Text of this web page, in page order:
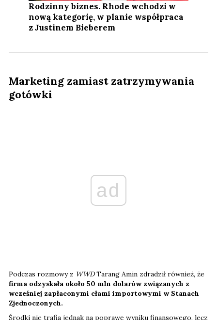
Rodzinny biznes. Rhode wchodzi w
nową kategorię, w planie współpraca
z Justinem Bieberem
Marketing zamiast zatrzymywania
gotówki
ad
Podczas rozmowy z WWDTarang Amin zdradził również, że
firma odzyskała około 50 mln dolarów związanych z
wcześniej zapłaconymi cłami importowymi w Stanach
Zjednoczonych.
Środki nie trafią jednak na poprawę wyniku finansowego, lecz